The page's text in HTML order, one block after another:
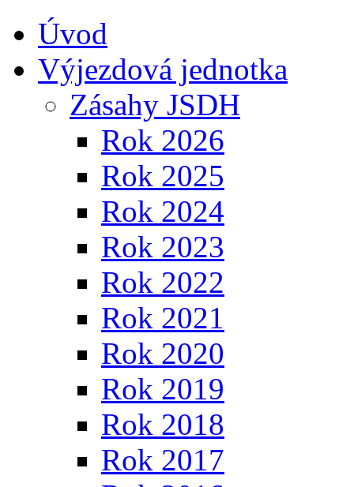
Úvod
Výjezdová jednotka
Zásahy JSDH
Rok 2026
Rok 2025
Rok 2024
Rok 2023
Rok 2022
Rok 2021
Rok 2020
Rok 2019
Rok 2018
Rok 2017